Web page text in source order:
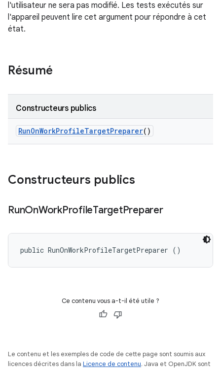
l'utilisateur ne sera pas modifié. Les tests exécutés sur
l'appareil peuvent lire cet argument pour répondre à cet
état.
Résumé
Constructeurs publics
RunOnWorkProfileTargetPreparer()
Constructeurs publics
RunOnWorkProfileTargetPreparer
public RunOnWorkProfileTargetPreparer ()
Ce contenu vous a-t-il été utile ?
Le contenu et les exemples de code de cette page sont soumis aux
licences décrites dans la Licence de contenu. Java et OpenJDK sont